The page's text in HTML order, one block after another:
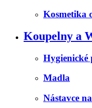
Kosmetika
Koupelny a
Hygienické
Madla
Nástavce